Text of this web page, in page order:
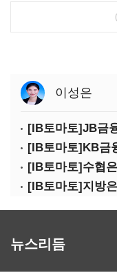
이성은
뉴스리듬